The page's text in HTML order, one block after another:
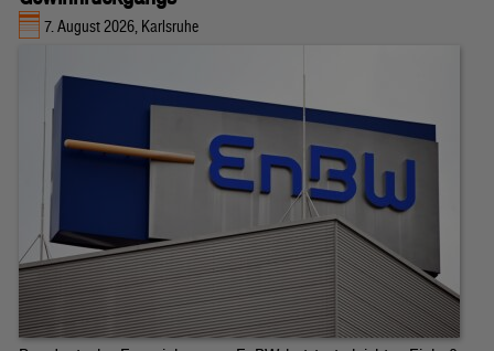
7. August 2026, Karlsruhe